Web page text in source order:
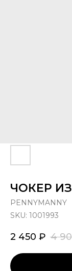
ЧОКЕР
PENNYMANNY
SKU: 1001993
2 450 ₽ 4